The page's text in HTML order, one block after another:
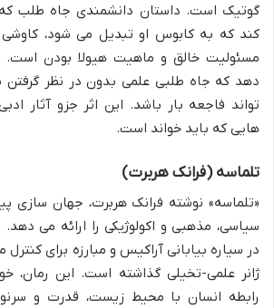
گوتیک است. داستان دانشمندی جاه طلب
کند که به کابوس او تبدیل می شود، کاوشی
مسئولیت خالق و ماهیت هیولا بودن است.
دهد که جاه طلبی علمی بدون در نظر گرفتن
تواند فاجعه بار باشد. این اثر جزو آثار
هایی که باید خواند است.
تلماسه (فرانک هربرت)
«تلماسه» نوشته فرانک هربرت، جهان سازی
سیاسی، مذهبی و اکولوژیکی را ارائه می
در سیاره بیابانی آراکیس و مبارزه برای کنترل
ژانر علمی-تخیلی گذاشته است. این رمان،
رابطه انسان با محیط زیست، قدرت و